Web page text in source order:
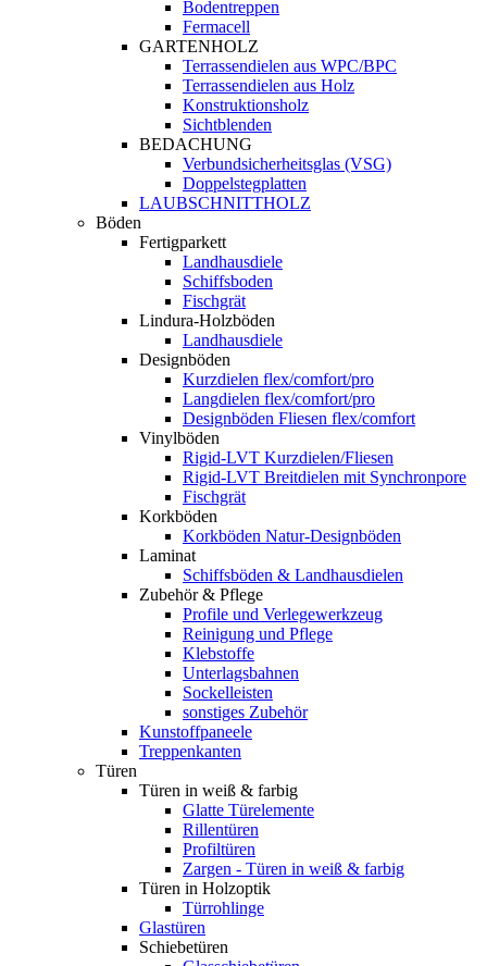
Bodentreppen
Fermacell
GARTENHOLZ
Terrassendielen aus WPC/BPC
Terrassendielen aus Holz
Konstruktionsholz
Sichtblenden
BEDACHUNG
Verbundsicherheitsglas (VSG)
Doppelstegplatten
LAUBSCHNITTHOLZ
Böden
Fertigparkett
Landhausdiele
Schiffsboden
Fischgrät
Lindura-Holzböden
Landhausdiele
Designböden
Kurzdielen flex/comfort/pro
Langdielen flex/comfort/pro
Designböden Fliesen flex/comfort
Vinylböden
Rigid-LVT Kurzdielen/Fliesen
Rigid-LVT Breitdielen mit Synchronpore
Fischgrät
Korkböden
Korkböden Natur-Designböden
Laminat
Schiffsböden & Landhausdielen
Zubehör & Pflege
Profile und Verlegewerkzeug
Reinigung und Pflege
Klebstoffe
Unterlagsbahnen
Sockelleisten
sonstiges Zubehör
Kunstoffpaneele
Treppenkanten
Türen
Türen in weiß & farbig
Glatte Türelemente
Rillentüren
Profiltüren
Zargen - Türen in weiß & farbig
Türen in Holzoptik
Türrohlinge
Glastüren
Schiebetüren